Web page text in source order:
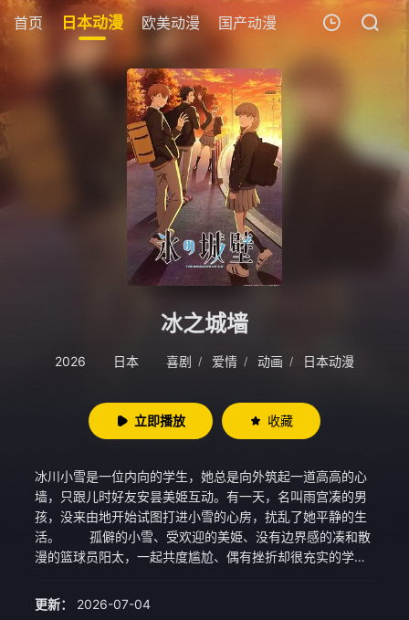
首页 日本动漫 欧美动漫 国产动漫 剧场版 追剧周
我的观影记录
暂无观看影片的记录
冰之城墙
2026 日本 喜剧 / 爱情 / 动画 / 日本动漫
立即播放 收藏
冰川小雪是一位内向的学生，她总是向外筑起一道高高的心
墙，只跟儿时好友安昙美姫互动。有一天，名叫雨宫凑的男
孩，没来由地开始试图打进小雪的心房，扰乱了她平静的生
活。 孤僻的小雪、受欢迎的美姫、没有边界感的凑和散
漫的篮球员阳太，一起共度尴尬、偶有挫折却很充实的学生
更新：
2026-07-04